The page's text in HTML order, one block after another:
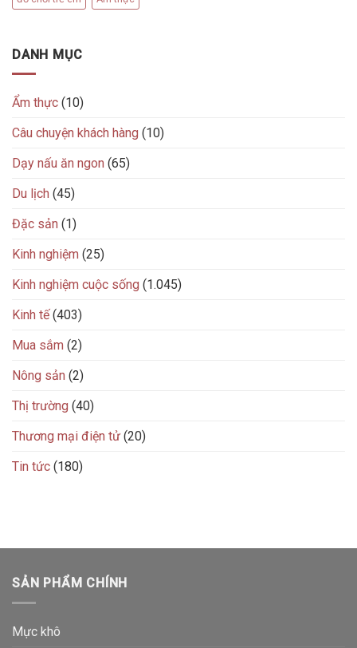
DANH MỤC
Ẩm thực (10)
Câu chuyện khách hàng (10)
Dạy nấu ăn ngon (65)
Du lịch (45)
Đặc sản (1)
Kinh nghiệm (25)
Kinh nghiệm cuộc sống (1.045)
Kinh tế(403)
Mua sắm (2)
Nông sản (2)
Thị trường (40)
Thương mại điện tử (20)
Tin tức (180)
SẢN PHẨM CHÍNH
Mực khô